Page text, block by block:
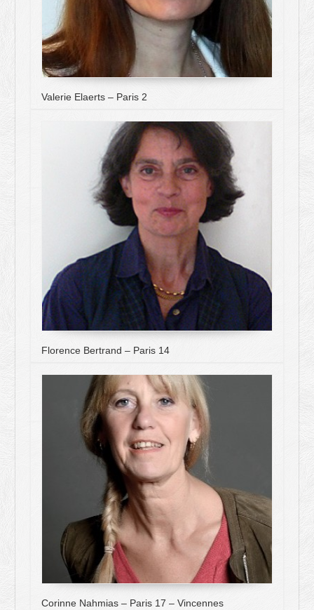
Valerie Elaerts – Paris 2
Florence Bertrand – Paris 14
Corinne Nahmias – Paris 17 – Vincennes